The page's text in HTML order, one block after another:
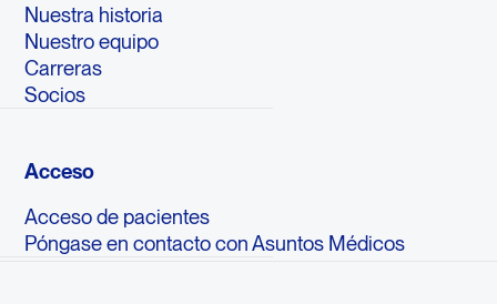
Nuestra historia
Nuestro equipo
Carreras
Socios
Acceso
Acceso de pacientes
Póngase en contacto con Asuntos Médicos